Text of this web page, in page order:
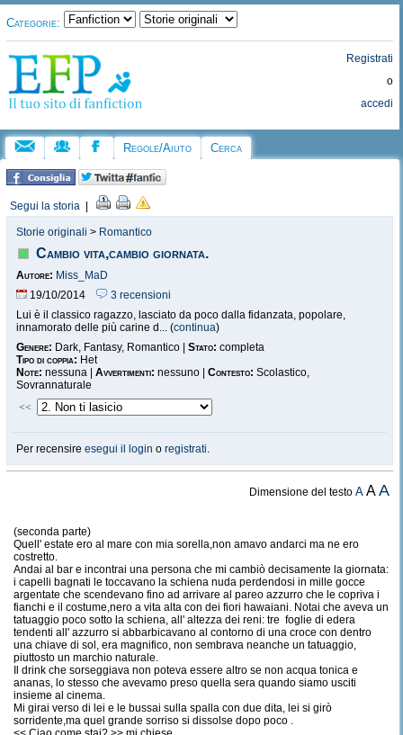
Categorie:
Registrati
o
accedi
Regole/Aiuto Cerca
Segui la storia
Storie originali > Romantico
Cambio vita,cambio giornata.
Autore: Miss_MaD
19/10/2014
3 recensioni
Lui è il classico ragazzo, lasciato da poco dalla fidanzata, popolare,
innamorato delle più carine d... (continua)
Genere: Dark, Fantasy, Romantico | Stato: completa
Tipo di coppia: Het
Note: nessuna | Avvertimenti: nessuno | Contesto: Scolastico,
Sovrannaturale
<<
Per recensire esegui il login o registrati.
Dimensione del testoA AA
(seconda parte)
Quell' estate ero al mare con mia sorella,non amavo andarci ma ne ero
costretto.
Andai al bar e incontrai una persona che mi cambiò decisamente la giornata:
i capelli bagnati le toccavano la schiena nuda perdendosi in mille gocce
argentate che scendevano fino ad arrivare al pareo azzurro che le copriva i
fianchi e il costume,nero a vita alta con dei fiori hawaiani. Notai che aveva un
tatuaggio poco sotto la schiena, all' altezza dei reni: tre foglie di edera
tendenti all' azzurro si abbarbicavano al contorno di una croce con dentro
una chiave di sol, era magnifico, non sembrava neanche un tatuaggio,
piuttosto un marchio naturale.
Il drink che sorseggiava non poteva essere altro se non acqua tonica e
ananas, lo stesso che avevamo preso quella sera quando siamo usciti
insieme al cinema.
Mi girai verso di lei e le bussai sulla spalla con due dita, lei si girò
sorridente,ma quel grande sorriso si dissolse dopo poco .